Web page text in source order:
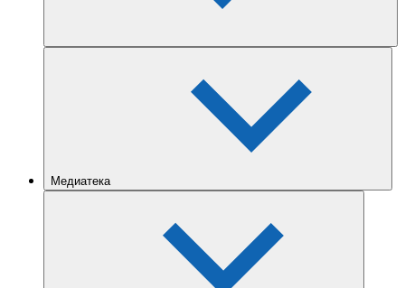
Медиатека